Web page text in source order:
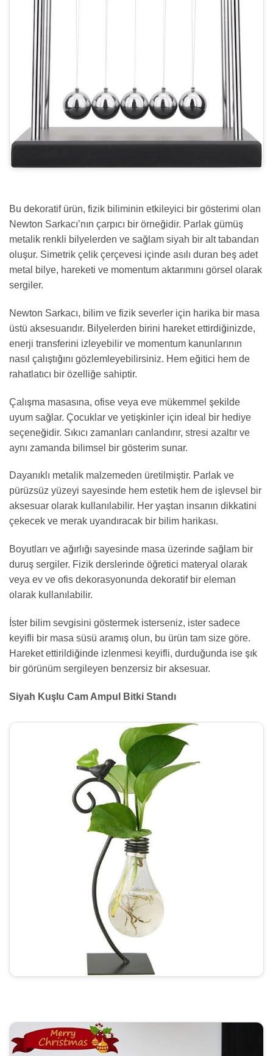
Bu dekoratif ürün, fizik biliminin etkileyici bir gösterimi olan
Newton Sarkacı’nın çarpıcı bir örneğidir. Parlak gümüş
metalik renkli bilyelerden ve sağlam siyah bir alt tabandan
oluşur. Simetrik çelik çerçevesi içinde asılı duran beş adet
metal bilye, hareketi ve momentum aktarımını görsel olarak
sergiler.
Newton Sarkacı, bilim ve fizik severler için harika bir masa
üstü aksesuarıdır. Bilyelerden birini hareket ettirdiğinizde,
enerji transferini izleyebilir ve momentum kanunlarının
nasıl çalıştığını gözlemleyebilirsiniz. Hem eğitici hem de
rahatlatıcı bir özelliğe sahiptir.
Çalışma masasına, ofise veya eve mükemmel şekilde
uyum sağlar. Çocuklar ve yetişkinler için ideal bir hediye
seçeneğidir. Sıkıcı zamanları canlandırır, stresi azaltır ve
aynı zamanda bilimsel bir gösterim sunar.
Dayanıklı metalik malzemeden üretilmiştir. Parlak ve
pürüzsüz yüzeyi sayesinde hem estetik hem de işlevsel bir
aksesuar olarak kullanılabilir. Her yaştan insanın dikkatini
çekecek ve merak uyandıracak bir bilim harikası.
Boyutları ve ağırlığı sayesinde masa üzerinde sağlam bir
duruş sergiler. Fizik derslerinde öğretici materyal olarak
veya ev ve ofis dekorasyonunda dekoratif bir eleman
olarak kullanılabilir.
İster bilim sevgisini göstermek isterseniz, ister sadece
keyifli bir masa süsü aramış olun, bu ürün tam size göre.
Hareket ettirildiğinde izlenmesi keyifli, durduğunda ise şık
bir görünüm sergileyen benzersiz bir aksesuar.
Siyah Kuşlu Cam Ampul Bitki Standı